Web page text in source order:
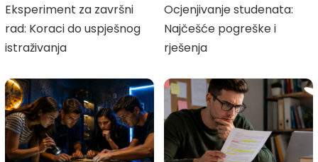
Eksperiment za završni
rad: Koraci do uspješnog
istraživanja
Ocjenjivanje studenata:
Najčešće pogreške i
rješenja